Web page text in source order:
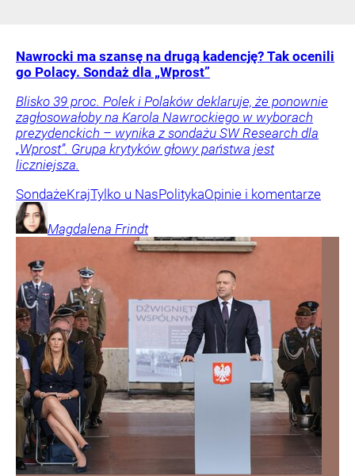
Nawrocki ma szansę na drugą kadencję? Tak ocenili
go Polacy. Sondaż dla „Wprost”
Blisko 39 proc. Polek i Polaków deklaruje, że ponownie
zagłosowałoby na Karola Nawrockiego w wyborach
prezydenckich – wynika z sondażu SW Research dla
„Wprost”. Grupa krytyków głowy państwa jest
liczniejsza.
SondażeKrajTylko u NasPolitykaOpinie i komentarze
Magdalena Frindt